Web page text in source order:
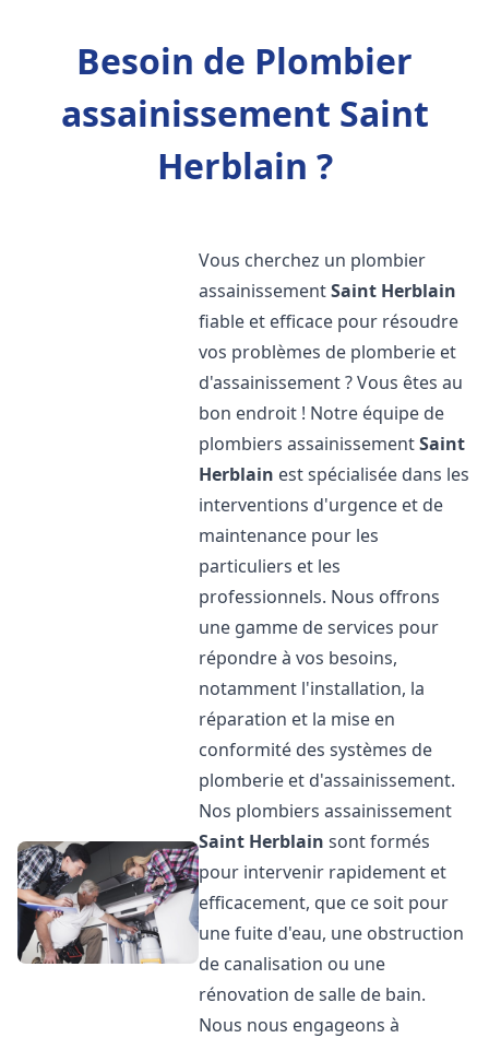
Besoin de Plombier
assainissement Saint
Herblain ?
Vous cherchez un plombier
assainissementSaint Herblain
fiable et efficace pour résoudre
vos problèmes de plomberie et
d'assainissement ? Vous êtes au
bon endroit ! Notre équipe de
plombiers assainissementSaint
Herblain est spécialisée dans les
interventions d'urgence et de
maintenance pour les
particuliers et les
professionnels. Nous offrons
une gamme de services pour
répondre à vos besoins,
notamment l'installation, la
réparation et la mise en
conformité des systèmes de
plomberie et d'assainissement.
Nos plombiers assainissement
Saint Herblain sont formés
pour intervenir rapidement et
efficacement, que ce soit pour
une fuite d'eau, une obstruction
de canalisation ou une
rénovation de salle de bain.
Nous nous engageons à